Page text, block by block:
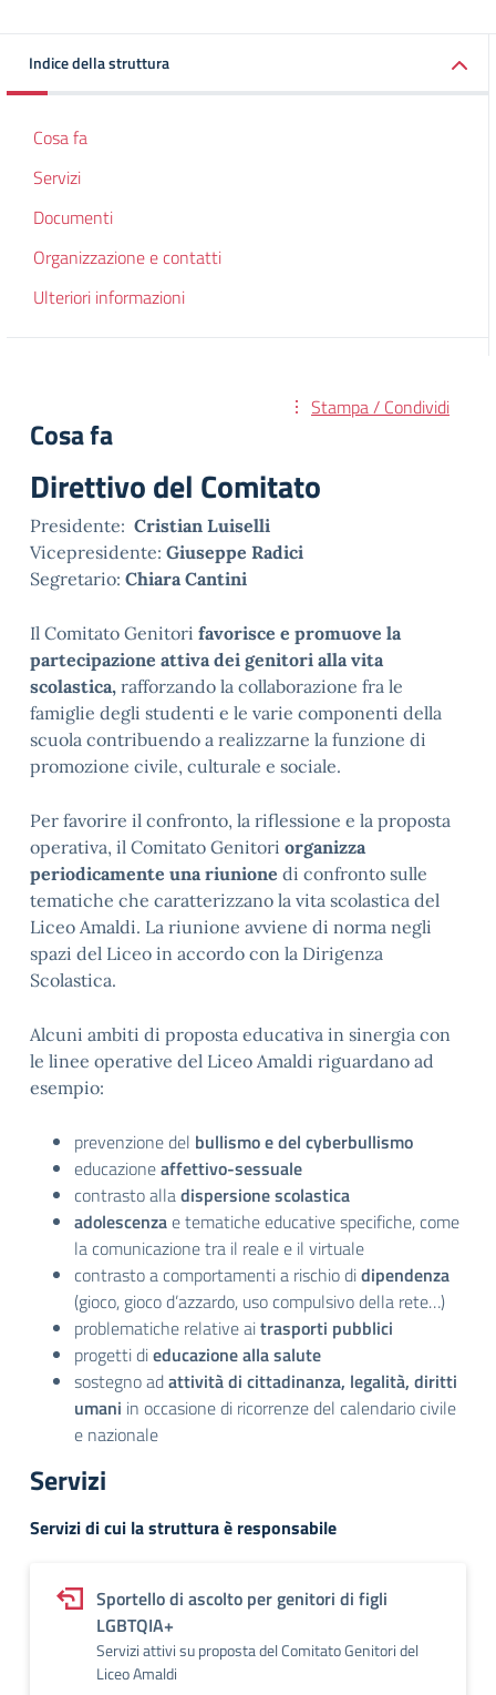
Indice della struttura
Cosa fa
Servizi
Documenti
Organizzazione e contatti
Ulteriori informazioni
Stampa / Condividi
Cosa fa
Direttivo del Comitato
Presidente: Cristian Luiselli
Vicepresidente: Giuseppe Radici
Segretario: Chiara Cantini
Il Comitato Genitori favorisce e promuove la
partecipazione attiva dei genitori alla vita
scolastica, rafforzando la collaborazione fra le
famiglie degli studenti e le varie componenti della
scuola contribuendo a realizzarne la funzione di
promozione civile, culturale e sociale.
Per favorire il confronto, la riflessione e la proposta
operativa, il Comitato Genitori organizza
periodicamente una riunione di confronto sulle
tematiche che caratterizzano la vita scolastica del
Liceo Amaldi. La riunione avviene di norma negli
spazi del Liceo in accordo con la Dirigenza
Scolastica.
Alcuni ambiti di proposta educativa in sinergia con
le linee operative del Liceo Amaldi riguardano ad
esempio:
prevenzione del bullismo e del cyberbullismo
educazioneaffettivo-sessuale
contrasto alladispersione scolastica
adolescenzae tematiche educative specifiche, come
la comunicazione tra il reale e il virtuale
contrasto a comportamenti a rischio didipendenza
(gioco, gioco d’azzardo, uso compulsivo della rete…)
problematiche relative aitrasporti pubblici
progetti dieducazione alla salute
sostegno adattività di cittadinanza, legalità, diritti
umani in occasione di ricorrenze del calendario civile
e nazionale
Servizi
Servizi di cui la struttura è responsabile
Sportello di ascolto per genitori di figli
LGBTQIA+
Servizi attivi su proposta del Comitato Genitori del
Liceo Amaldi